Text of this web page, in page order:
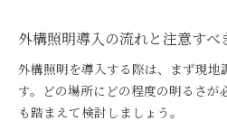
外構照明導入の流れと注意すべ
外構照明を導入する際は、まず現地
す。どの場所にどの程度の明るさが
も踏まえて検討しましょう。